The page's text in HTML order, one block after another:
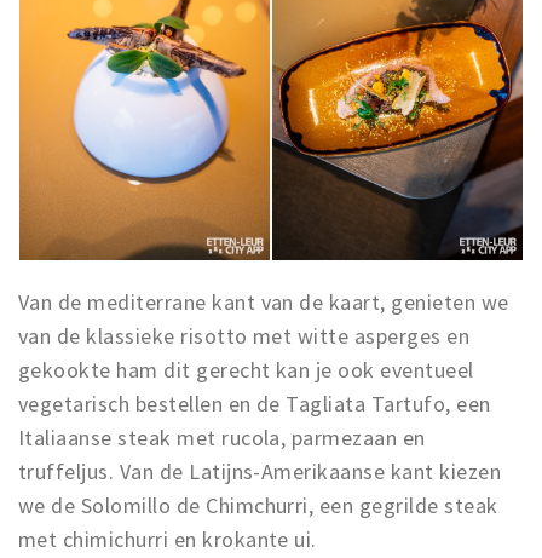
Van de mediterrane kant van de kaart, genieten we
van de klassieke risotto met witte asperges en
gekookte ham dit gerecht kan je ook eventueel
vegetarisch bestellen en de Tagliata Tartufo, een
Italiaanse steak met rucola, parmezaan en
truffeljus. Van de Latijns-Amerikaanse kant kiezen
we de Solomillo de Chimchurri, een gegrilde steak
met chimichurri en krokante ui.